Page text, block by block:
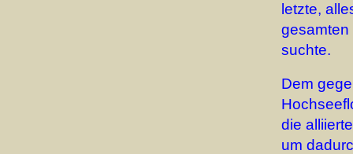
letzte,
gesamten
suchte.
Dem
die
um